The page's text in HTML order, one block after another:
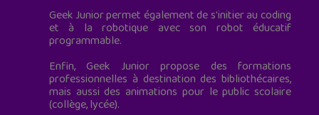
Geek Junior permet également de s'initier au coding
et à la robotique avec son robot éducatif
programmable.
Enfin, Geek Junior propose des formations
professionnelles à destination des bibliothécaires,
mais aussi des animations pour le public scolaire
(collège, lycée).